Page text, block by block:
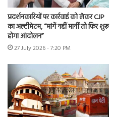
प्रदर्शनकारियों पर कार्रवाई को लेकर CJP
का अल्टीमेटम, “मांगें नहीं मानीं तो फिर शुरू
होगा आंदोलन”
27 July 2026 - 7:20 PM